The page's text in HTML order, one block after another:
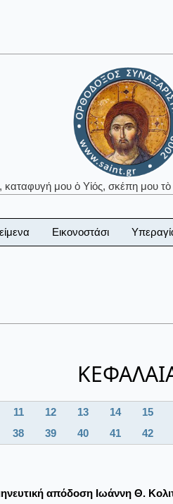
μου ὁ Υἱός, σκέπη μου τὸ
Εικονοστάσι
11 12 13 14 15
38 39 40 41 42
απόδοση Ιωάννη Θ.